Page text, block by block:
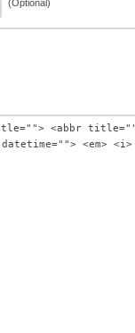
(Optional)
<abbr
<em>